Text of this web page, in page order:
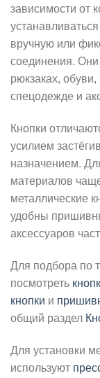
зависимости от
вручную или
соединения. Они
рюкзаках, обуви,
спецодежде и
Кнопки
усилием
назначением.
материалов
металлические
удобны
аксессуаров
Для подбора по
посмотреть
кнопки и
общий раздел
Для установки
используют